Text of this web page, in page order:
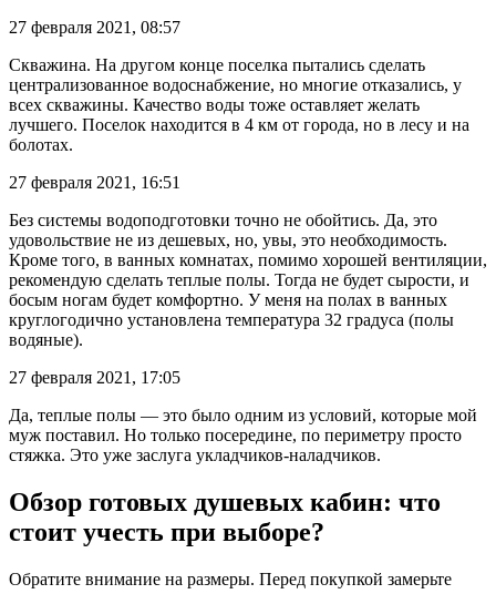
27 февраля 2021, 08:57
Скважина. На другом конце поселка пытались сделать
централизованное водоснабжение, но многие отказались, у
всех скважины. Качество воды тоже оставляет желать
лучшего. Поселок находится в 4 км от города, но в лесу и на
болотах.
27 февраля 2021, 16:51
Без системы водоподготовки точно не обойтись. Да, это
удовольствие не из дешевых, но, увы, это необходимость.
Кроме того, в ванных комнатах, помимо хорошей вентиляции,
рекомендую сделать теплые полы. Тогда не будет сырости, и
босым ногам будет комфортно. У меня на полах в ванных
круглогодично установлена температура 32 градуса (полы
водяные).
27 февраля 2021, 17:05
Да, теплые полы — это было одним из условий, которые мой
муж поставил. Но только посередине, по периметру просто
стяжка. Это уже заслуга укладчиков-наладчиков.
Обзор готовых душевых кабин: что
стоит учесть при выборе?
Обратите внимание на размеры. Перед покупкой замерьте